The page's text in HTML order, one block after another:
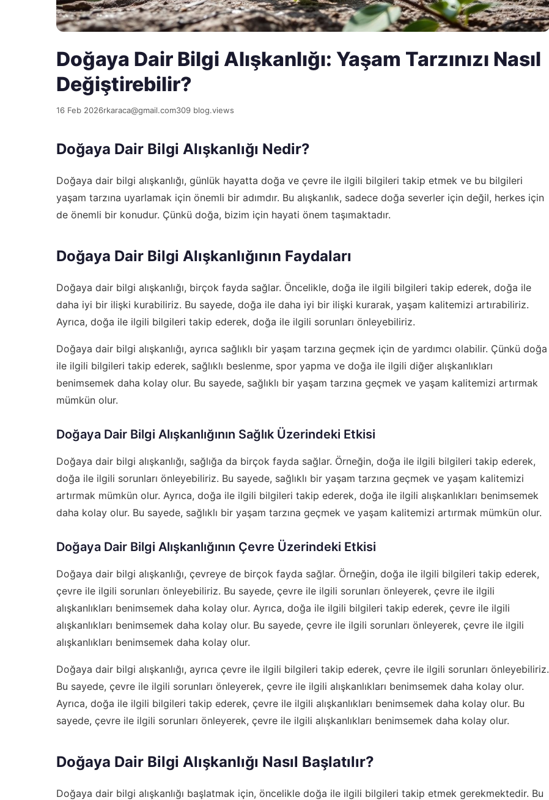
Doğaya Dair Bilgi Alışkanlığı: Yaşam Tarzınızı Nasıl
Değiştirebilir?
16 Feb 2026rkaraca@gmail.com309 blog.views
Doğaya Dair Bilgi Alışkanlığı Nedir?
Doğaya dair bilgi alışkanlığı, günlük hayatta doğa ve çevre ile ilgili bilgileri takip etmek ve bu bilgileri
yaşam tarzına uyarlamak için önemli bir adımdır. Bu alışkanlık, sadece doğa severler için değil, herkes için
de önemli bir konudur. Çünkü doğa, bizim için hayati önem taşımaktadır.
Doğaya Dair Bilgi Alışkanlığının Faydaları
Doğaya dair bilgi alışkanlığı, birçok fayda sağlar. Öncelikle, doğa ile ilgili bilgileri takip ederek, doğa ile
daha iyi bir ilişki kurabiliriz. Bu sayede, doğa ile daha iyi bir ilişki kurarak, yaşam kalitemizi artırabiliriz.
Ayrıca, doğa ile ilgili bilgileri takip ederek, doğa ile ilgili sorunları önleyebiliriz.
Doğaya dair bilgi alışkanlığı, ayrıca sağlıklı bir yaşam tarzına geçmek için de yardımcı olabilir. Çünkü doğa
ile ilgili bilgileri takip ederek, sağlıklı beslenme, spor yapma ve doğa ile ilgili diğer alışkanlıkları
benimsemek daha kolay olur. Bu sayede, sağlıklı bir yaşam tarzına geçmek ve yaşam kalitemizi artırmak
mümkün olur.
Doğaya Dair Bilgi Alışkanlığının Sağlık Üzerindeki Etkisi
Doğaya dair bilgi alışkanlığı, sağlığa da birçok fayda sağlar. Örneğin, doğa ile ilgili bilgileri takip ederek,
doğa ile ilgili sorunları önleyebiliriz. Bu sayede, sağlıklı bir yaşam tarzına geçmek ve yaşam kalitemizi
artırmak mümkün olur. Ayrıca, doğa ile ilgili bilgileri takip ederek, doğa ile ilgili alışkanlıkları benimsemek
daha kolay olur. Bu sayede, sağlıklı bir yaşam tarzına geçmek ve yaşam kalitemizi artırmak mümkün olur.
Doğaya Dair Bilgi Alışkanlığının Çevre Üzerindeki Etkisi
Doğaya dair bilgi alışkanlığı, çevreye de birçok fayda sağlar. Örneğin, doğa ile ilgili bilgileri takip ederek,
çevre ile ilgili sorunları önleyebiliriz. Bu sayede, çevre ile ilgili sorunları önleyerek, çevre ile ilgili
alışkanlıkları benimsemek daha kolay olur. Ayrıca, doğa ile ilgili bilgileri takip ederek, çevre ile ilgili
alışkanlıkları benimsemek daha kolay olur. Bu sayede, çevre ile ilgili sorunları önleyerek, çevre ile ilgili
alışkanlıkları benimsemek daha kolay olur.
Doğaya dair bilgi alışkanlığı, ayrıca çevre ile ilgili bilgileri takip ederek, çevre ile ilgili sorunları önleyebiliriz.
Bu sayede, çevre ile ilgili sorunları önleyerek, çevre ile ilgili alışkanlıkları benimsemek daha kolay olur.
Ayrıca, doğa ile ilgili bilgileri takip ederek, çevre ile ilgili alışkanlıkları benimsemek daha kolay olur. Bu
sayede, çevre ile ilgili sorunları önleyerek, çevre ile ilgili alışkanlıkları benimsemek daha kolay olur.
Doğaya Dair Bilgi Alışkanlığı Nasıl Başlatılır?
Doğaya dair bilgi alışkanlığı başlatmak için, öncelikle doğa ile ilgili bilgileri takip etmek gerekmektedir. Bu